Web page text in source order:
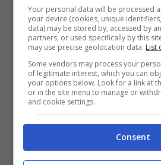
andare a creare definizione
applicando un buon mascara
alle ciglia. Bello anche
tra una base molto scuraper
colore più chiaro: ci si può
oltremarealverde brillante
fucsia. Forte richiamo agli
invece un trucco
tocchi dioro, argento e rame
spopoleranno sia per occhi
Your personal data will be processed
your device (cookies, unique
data) may be stored by, accessed by
partners, or used specifically by this
may use precise geolocation data. List
Some vendors may process your
of legitimate interest, which you can
your options below. Look for a link at
or in the site menu to manage or
and cookie settings.
Consent